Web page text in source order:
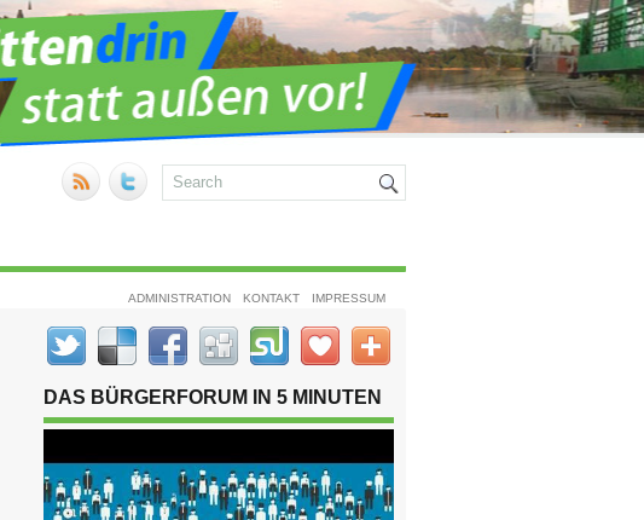
ADMINISTRATION KONTAKT IMPRESSUM
DAS BÜRGERFORUM IN 5 MINUTEN